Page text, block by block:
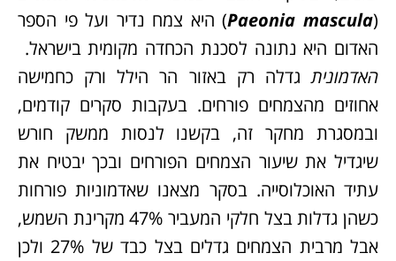
(
Paeonia mascula
) היא צמח נדיר ועל פי הספר
האדום היא נתונה לסכנת הכחדה מקומית בישראל.
האדמוניתגדלה רק באזור הר הילל ורק כחמישה
אחוזים מהצמחים פורחים. בעקבות סקרים קודמים,
ובמסגרת מחקר זה, בקשנו לנסות ממשק חורש
שיגדיל את שיעור הצמחים הפורחים ובכך יבטיח את
עתיד האוכלוסייה. בסקר מצאנו שאדמוניות פורחות
כשהן גדלות בצל חלקי המעביר 47% מקרינת השמש,
אבל מרבית הצמחים גדלים בצל כבד של 27% ולכן